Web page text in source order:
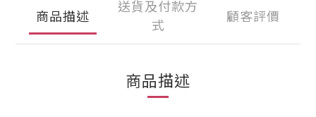
商品描述
送貨及付款方
式
顧客評價
商品描述